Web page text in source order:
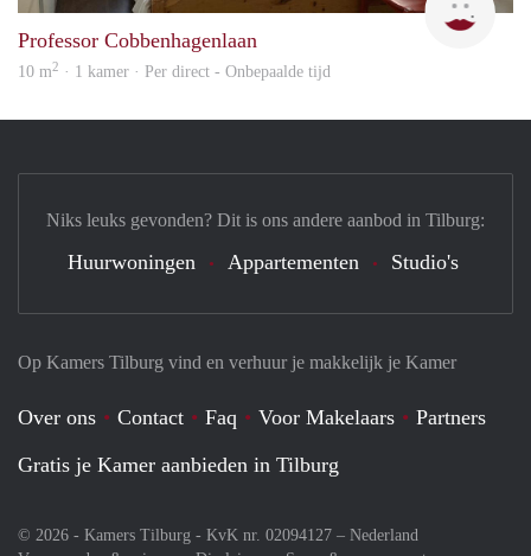
Professor Cobbenhagenlaan
10 m2 · 1 kamer · Per direct - Onbepaalde tijd
Op Kamers Tilburg vind en verhuur je makkelijk je Kamer
Over ons Contact Faq Voor Makelaars
Partners
Gratis je Kamer aanbieden in Tilburg
© 2026 - Kamers Tilburg - KvK nr. 02094127 – Nederland
Niks leuks gevonden? Dit is ons andere aanbod in Tilburg:
Huurwoningen Appartementen Studio's